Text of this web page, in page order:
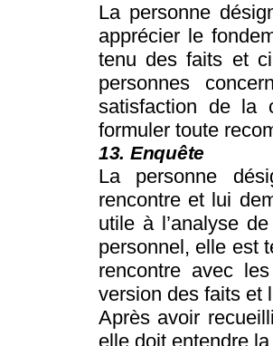
La personne
apprécier le
tenu des faits et
personnes
satisfaction de la
formuler toute
13. Enquête
La personne
rencontre et lui
utile à l’analyse
personnel, elle est
rencontre avec
version des faits et
Après avoir
elle doit entendre